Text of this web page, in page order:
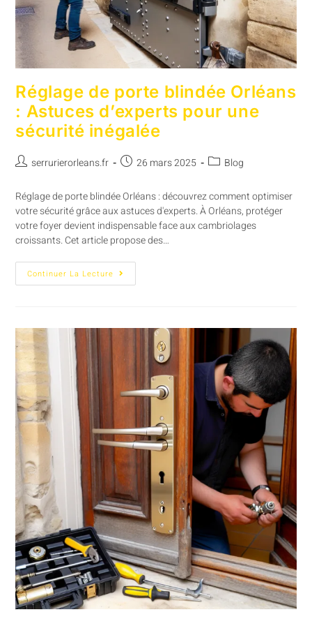
Réglage de porte blindée Orléans
: Astuces d’experts pour une
sécurité inégalée
serrurierorleans.fr 26 mars 2025 Blog
Réglage de porte blindée Orléans : découvrez comment optimiser
votre sécurité grâce aux astuces d'experts. À Orléans, protéger
votre foyer devient indispensable face aux cambriolages
croissants. Cet article propose des…
Continuer La Lecture